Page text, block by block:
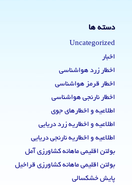
دسته ها
Uncategorized
اخبار
اخطار زرد هواشناسی
اخطار قرمز هواشناسی
اخطار نارنجی هواشناسی
اطلاعیه و اخطارهای جوی
اطلاعیه و اخطاریه زرد دریایی
اطلاعیه و اخطاریه نارنجی دریایی
بولتن اقلیمی ماهانه کشاورزی آمل
بولتن اقلیمی ماهانه کشاورزی قراخیل
پایش خشکسالی